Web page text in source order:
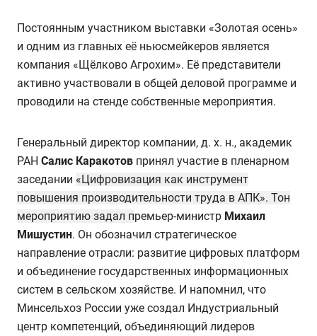
Постоянным участником выставки «Золотая осень»
и одним из главных её ньюсмейкеров является
компания «Щёлково Агрохим». Её представители
активно участвовали в общей деловой программе и
проводили на стенде собственные мероприятия.
Генеральный директор компании, д. х. н., академик
РАН Салис Каракотов принял участие в пленарном
заседании «Цифровизация как инструмент
повышения производительности труда в АПК». Тон
мероприятию задал премьер-министр Михаил
Мишустин. Он обозначил стратегическое
направление отрасли: развитие цифровых платформ
и объединение государственных информационных
систем в сельском хозяйстве. И напомнил, что
Минсельхоз России уже создал Индустриальный
центр компетенций, объединяющий лидеров